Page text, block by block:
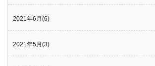
2021年6月(6)
2021年5月(3)